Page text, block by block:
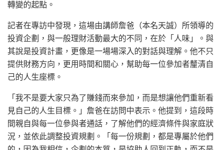
轉變的起點。
記者在專訪中發現，這場由講師詹爸（本名天誠）所領導的
投資企劃，與一般理財活動最大的不同，在於「人味」。與
其說是投資計畫，更像是一場場深入的對話與理解。他不只
提供財務方向，更用時間和關心，幫助每一位參加者釐清自
己的人生座標。
「我不是要大家只為了賺錢而來參加，而是想讓他們重新看
見自己的人生目標。」詹爸在訪問中表示。他提到，這段時
間親自與每一位參與者通話，了解他們的經濟條件與家庭狀
況，並依此調整投資規劃。「每一份規劃，都是專屬於他們